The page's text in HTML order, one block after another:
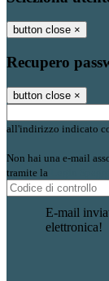
button close ×
Recupero
button close ×
all'indirizzo indicato
Non hai una e-mail
tramite la
E-mail
elettronica!